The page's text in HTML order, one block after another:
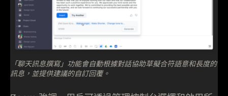
「聊天訊息撰寫」功能會自動根據對話協助草擬合符語意和長度的
訊息，並提供建議的自訂回覆。